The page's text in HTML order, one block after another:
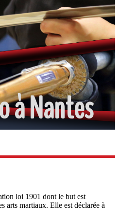
à Nantes
loi 1901 dont le but est
arts martiaux. Elle est déclarée à